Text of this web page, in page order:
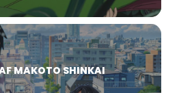
MAKOTO SHINKAI